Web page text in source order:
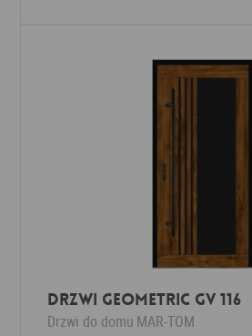
Drzwi Geometric GV 116
Drzwi do domu MAR-TOM